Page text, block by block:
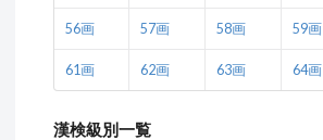
56画 57画 58画 59画
61画 62画 63画 64画
漢検級別一覧